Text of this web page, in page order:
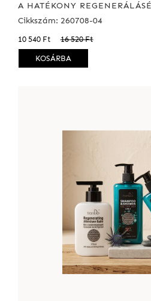
A HATÉKONY
Cikkszám: 260708-04
10 540 Ft 16 520 Ft
KOSÁRBA